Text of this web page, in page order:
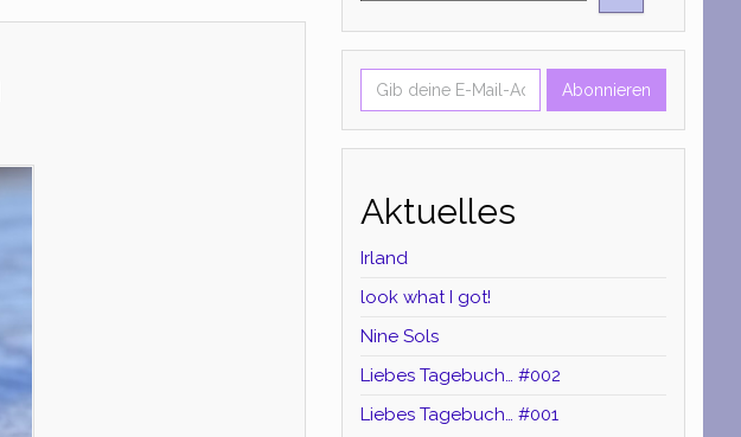
Gib deine E-Mail-Adresse ein ...
Abonnieren
Aktuelles
Irland
look what I got!
Nine Sols
Liebes Tagebuch… #002
Liebes Tagebuch… #001